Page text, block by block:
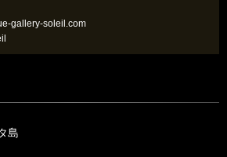
gallery-soleil.com
島